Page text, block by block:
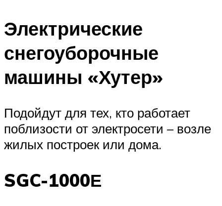
Электрические
снегоуборочные
машины «Хутер»
Подойдут для тех, кто работает
поблизости от электросети – возле
жилых построек или дома.
SGC-1000Е